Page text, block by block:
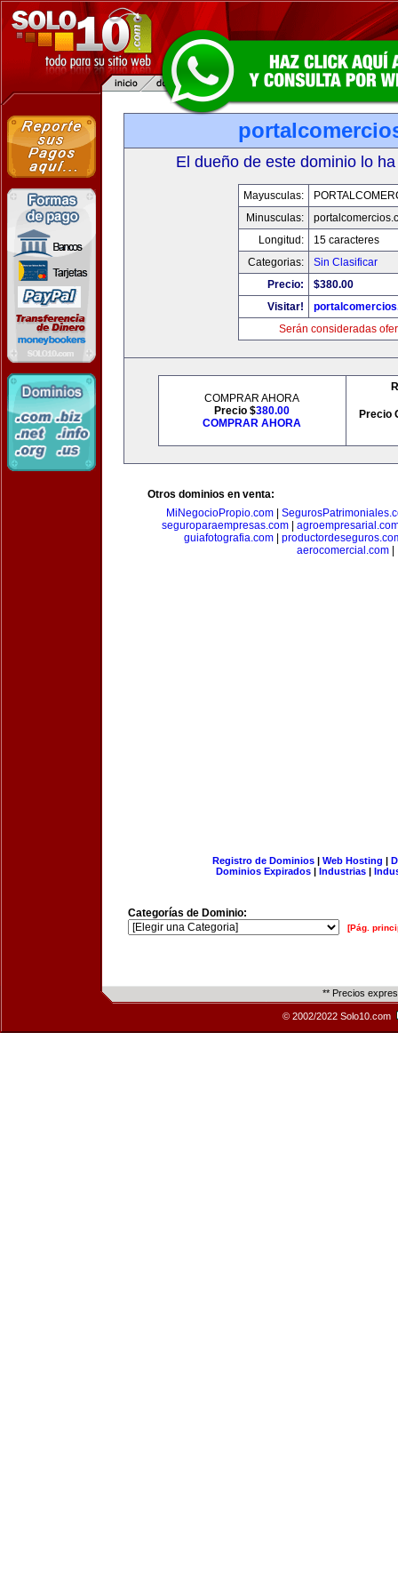
El dueño de este dominio lo
Mayusculas:
Minusculas:
Longitud:
15 caracteres
Categorias:
Sin Clasificar
Precio:
$380.00
Visitar!
Serán consideradas
COMPRAR AHORA
Precio $380.00
COMPRAR AHORA
Precio
Otros dominios en venta:
MiNegocioPropio.com|
seguroparaempresas.com
guiafotografia.com
aerocomercial.com
Registro de Dominios| Web Hosting |
Dominios Expirados | Industrias |
Categorías de Dominio:
[Pág.
** Precios
© 2002/2022 Solo10.com